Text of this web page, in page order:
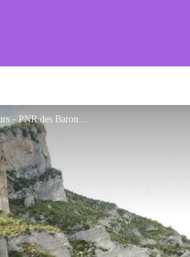
Provençales
Sur la route des Vautours - PNR des Baronnies